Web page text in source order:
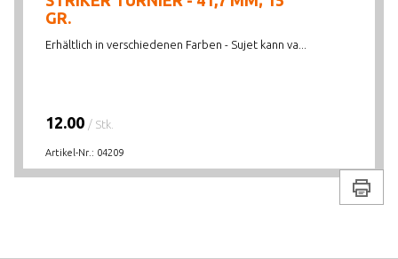
GR.
Erhältlich in verschiedenen Farben - Sujet kann va...
12.00 / Stk.
Artikel-Nr.: 04209